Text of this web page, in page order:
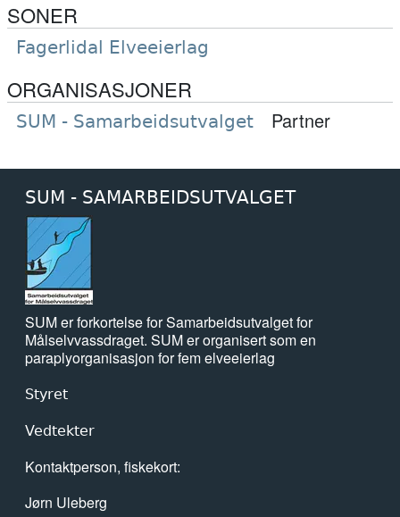
SONER
Fagerlidal Elveeierlag
ORGANISASJONER
SUM - Samarbeidsutvalget Partner
SUM - SAMARBEIDSUTVALGET
SUM er forkortelse for Samarbeidsutvalget for
Målselvvassdraget. SUM er organisert som en
paraplyorganisasjon for fem elveeierlag
Styret
Vedtekter
Kontaktperson, fiskekort:
Jørn Uleberg